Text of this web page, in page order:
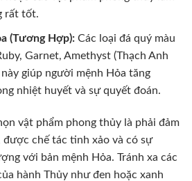
rất tốt.
(Tương Hợp):Các loại đá quý màu
Garnet, Amethyst (Thạch Anh
giúp người mệnh Hỏa tăng
nhiệt huyết và sự quyết đoán.
vật phẩm phong thủy là phải đảm
chế tác tinh xảo và có sự
với bản mệnh Hỏa. Tránh xa các
hành Thủy như đen hoặc xanh